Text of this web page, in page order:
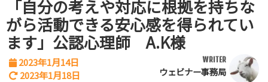
「自分の考えや対応に根拠を持ちな
がら活動できる安心感を得られてい
ます」公認心理師 A.K様
2023年1月14日
2023年1月18日
WRITER
ウェビナー事務局